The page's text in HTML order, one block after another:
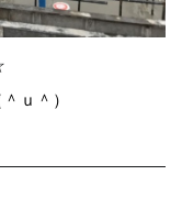
ｕ＾）